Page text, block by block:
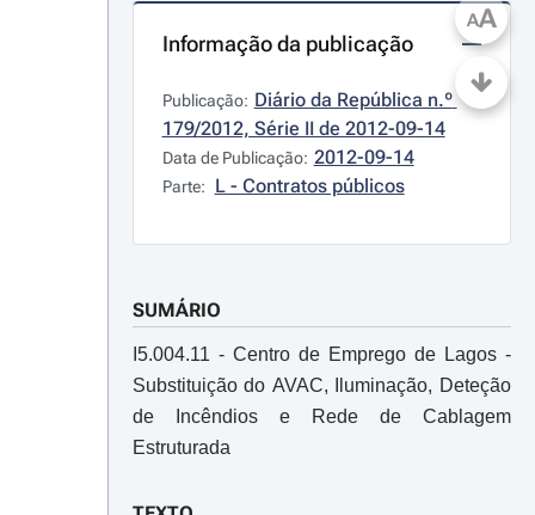
Informação da publicação
Publicação: Diário da República n.º
179/2012, Série II de 2012-09-14
Data de Publicação: 2012-09-14
Parte: L - Contratos públicos
SUMÁRIO
I5.004.11 - Centro de Emprego de Lagos -
Substituição do AVAC, Iluminação, Deteção
de Incêndios e Rede de Cablagem
Estruturada
AA